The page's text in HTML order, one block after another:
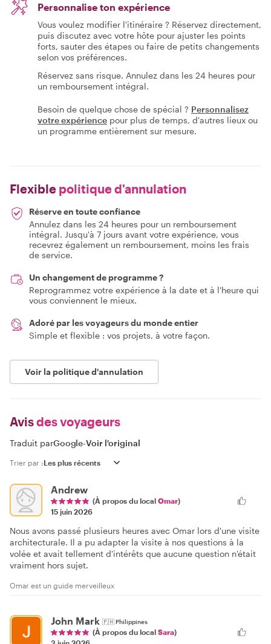
Personnalise ton expérience
Vous voulez modifier l'itinéraire ? Réservez directement,
puis discutez avec votre hôte pour ajuster les points
forts, sauter des étapes ou faire de petits changements
selon vos préférences.
Réservez sans risque. Annulez dans les 24 heures pour
un remboursement intégral.
Besoin de quelque chose de spécial ? Personnalisez
votre expérience pour plus de temps, d'autres lieux ou
un programme entièrement sur mesure.
Flexible politique d'annulation
Réserve en toute confiance
Annulez dans les 24 heures pour un remboursement
intégral. Jusqu'à 7 jours avant votre expérience, vous
recevrez également un remboursement, moins les frais
de service.
Un changement de programme ?
Reprogrammez votre expérience à la date et à l'heure qui
vous conviennent le mieux.
Adoré par les voyageurs du monde entier
Simple et flexible : vos projets, à votre façon.
Voir la politique d'annulation
Avisdes voyageurs
Traduit parGoogle-Voir l'original
Trier par :
Andrew
(À propos du local Omar)
15 juin 2026
Nous avons passé plusieurs heures avec Omar lors d'une visite
architecturale. Il a pu adapter la visite à nos questions à la
volée et avait tellement d'intérêts que aucune question n'était
vraiment hors sujet.
Omar est un guide merveilleux
John Mark 🇵🇭Philippines
(À propos du local Sara)